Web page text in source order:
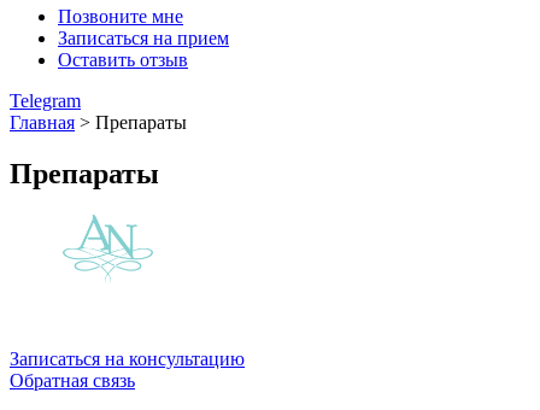
Позвоните мне
Записаться на прием
Оставить отзыв
Telegram
Главная > Препараты
Препараты
Записаться на консультацию
Обратная связь